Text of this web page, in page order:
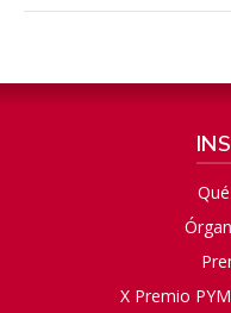
X Premio